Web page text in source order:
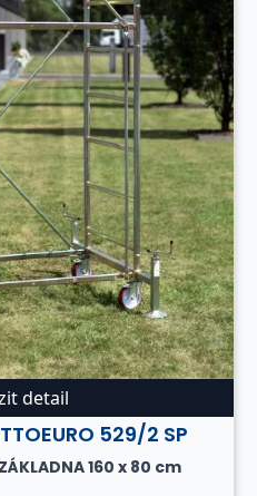
detail
529/2 SP
160 x 80 cm